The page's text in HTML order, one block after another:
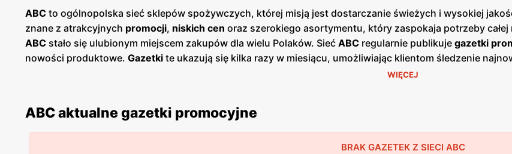
ABC to ogólnopolska sieć sklepów spożywczych, której misją jest dostarczanie świeżych i wysokiej
znane z atrakcyjnych promocji, niskich cen oraz szerokiego asortymentu, który zaspokaja potrzeby
ABC stało się ulubionym miejscem zakupów dla wielu Polaków. Sieć ABC regularnie publikuje gazetki
nowości produktowe. Gazetki te ukazują się kilka razy w miesiącu, umożliwiając klientom śledzenie
Dostępne są one zarówno w formie papierowej w sklepach, jak i w wersji online na stronie internetowej
wysoką jakość oferowanych artykułów. W ofercie sklepów
drobne AGD. Klienci mogą liczyć na częstepromocje, programy lojalnościowe oraz sezonowe
na transparentność cen oraz przejrzyste zasady promocji, co zyskało uznanie wśród stałych klientów. Sieć
WIĘCEJ
ABC aktualne gazetki promocyjne
BRAK GAZETEK Z SIECI ABC